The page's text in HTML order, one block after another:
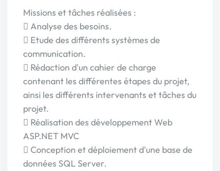
Missions et tâches réalisées :
 Analyse des besoins.
 Etude des différents systèmes de
communication.
 Rédaction d'un cahier de charge
contenant les différentes étapes du projet,
ainsi les différents intervenants et tâches du
projet.
 Réalisation des développement Web
ASP.NET MVC
 Conception et déploiement d'une base de
données SQL Server.